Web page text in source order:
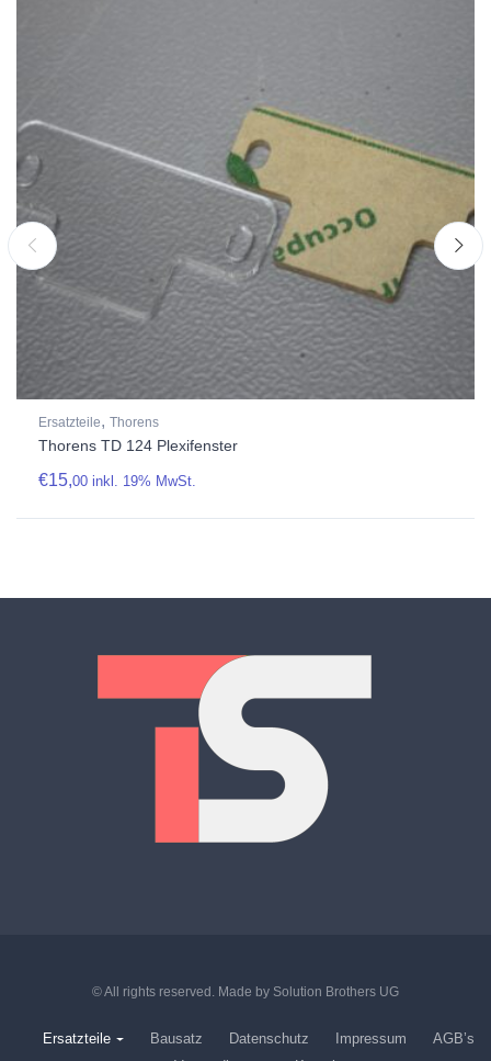
Ersatzteile, Thorens
Thorens TD 124 Plexifenster
€15,00 inkl. 19% MwSt.
© All rights reserved. Made by Solution Brothers UG
Ersatzteile Bausatz Datenschutz Impressum
AGB’s